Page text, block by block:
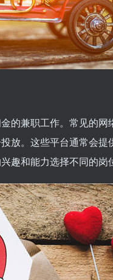
的兼职工作。常见的
放。这些平台通常会
趣和能力选择不同的岗